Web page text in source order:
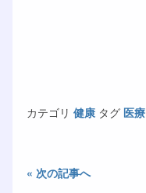
カテゴリ 健康 タグ 医療
« 次の記事へ